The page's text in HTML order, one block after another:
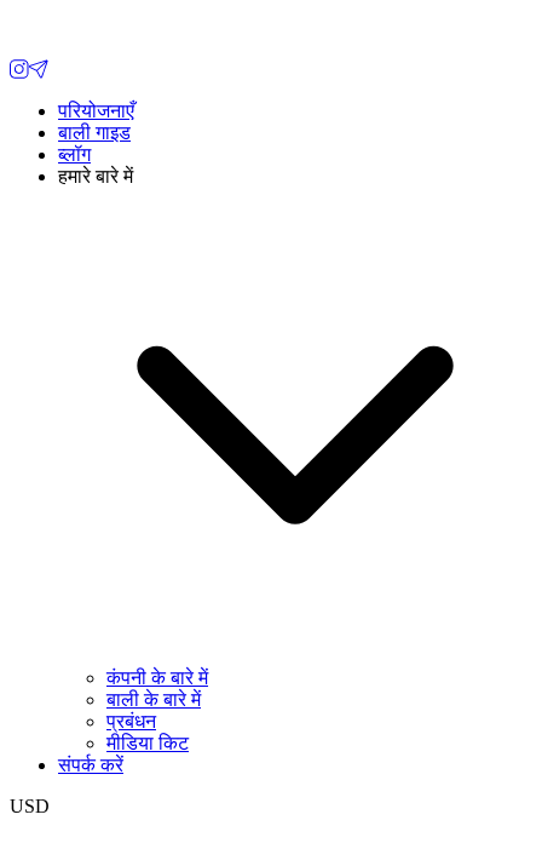
परियोजनाएँ
बाली गाइड
ब्लॉग
हमारे बारे में
कंपनी के बारे में
बाली के बारे में
प्रबंधन
मीडिया किट
संपर्क करें
USD